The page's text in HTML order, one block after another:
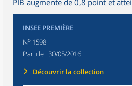
PIB augmente de 0,8 point et
INSEE PREMIÈRE
No 1598
Paru le : 30/05/2016
Découvrir la collection